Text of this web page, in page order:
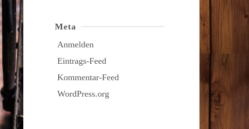
Meta
Anmelden
Eintrags-Feed
Kommentar-Feed
WordPress.org